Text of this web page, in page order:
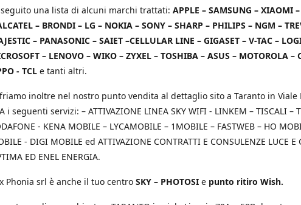
una lista di alcuni marchi trattati: APPLE – SAMSUNG – XIAOMI
– BRONDI – LG – NOKIA – SONY – SHARP – PHILIPS – NGM –
– PANASONIC – SAIET –CELLULAR LINE – GIGASET – V-TAC –
– LENOVO – WIKO – ZYXEL – TOSHIBA – ASUS – MOTOROLA –
- TCL e tanti altri.
inoltre nel nostro punto vendita al dettaglio sito a Taranto in Viale
i seguenti servizi: – ATTIVAZIONE LINEA SKY WIFI - LINKEM – TISCALI –
- KENA MOBILE – LYCAMOBILE – 1MOBILE – FASTWEB – HO
- DIGI MOBILE ed ATTIVAZIONE CONTRATTI E CONSULENZE LUCE E
ED ENEL ENERGIA.
Phonia srl è anche il tuo centro SKY – PHOTOSI e punto ritiro Wish.